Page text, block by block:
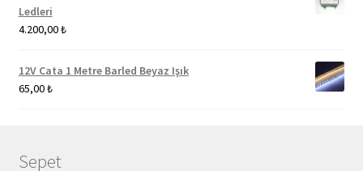
Ledleri
4.200,00₺
12V Cata 1 Metre Barled Beyaz Işık
65,00₺
Sepet